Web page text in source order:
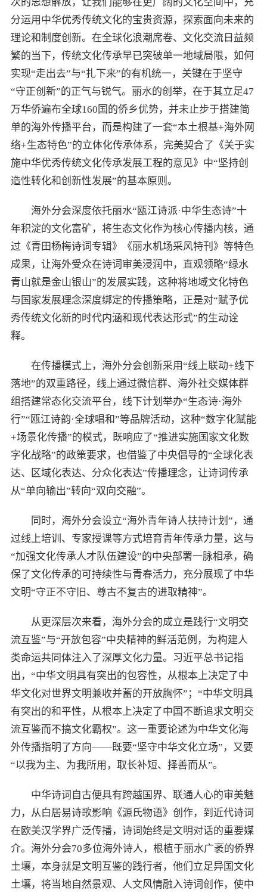
次的思想解放，让我们能够在更广阔的文化空间中，充
分运用中华优秀传统文化的宝贵资源，探索面向未来的
理论和制度创新。在全球化浪潮席卷、文化交流日益频
繁的当下，传统文化传承早已突破单一地域局限，如何
实现“走出去”与“扎下来”的有机统一，关键在于坚守
“守正创新”的正气与锐气。丽水的创举，在于其立足47
万华侨遍布全球160国的侨乡优势，并未止步于搭建简
单的海外传播平台，而是构建了一套“本土根基+海外网
络+生态特色”的立体化传承体系，完美契合了《关于实
施中华优秀传统文化传承发展工程的意见》中“坚持创
造性转化和创新性发展”的基本原则。
海外分会深度依托丽水“瓯江诗派·中华生态诗”十
年积淀的文化富矿，将生态文化作为核心传播内核，通
过《青田杨梅诗词专辑》《丽水机场采风特刊》等特色
成果，让海外受众在诗词审美浸润中，直观领略“绿水
青山就是金山银山”的发展实践，这种将地域文化特色
与国家发展理念深度绑定的传播策略，正是对“赋予优
秀传统文化新的时代内涵和现代表达形式”的生动诠
释。
在传播模式上，海外分会创新采用“线上联动+线下
落地”的双重路径，线上通过微信群、海外社交媒体群
组搭建常态化交流平台，线下计划举办“生态诗·海外
行”“瓯江诗韵·全球唱和”等品牌活动，这种“数字化赋能
+场景化传播”的模式，既响应了“推进实施国家文化数
字化战略”的政策要求，也借鉴了中央倡导的“全球化表
达、区域化表达、分众化表达”传播理念，让诗词传承
从“单向输出”转向“双向交融”。
同时，海外分会设立“海外青年诗人扶持计划”，通
过线上培训、专家授课等方式培育青年传承力量，这与
“加强文化传承人才队伍建设”的中央部署一脉相承，确
保了文化传承的可持续性与青春活力，充分展现了中华
文明“守正不守旧、尊古不复古的进取精神”。
从更深层次来看，海外分会的成立是践行“文明交
流互鉴”与“开放包容”中央精神的鲜活范例，为构建人
类命运共同体注入了深厚文化力量。习近平总书记指
出，“中华文明具有突出的包容性，从根本上决定了中
华文化对世界文明兼收并蓄的开放胸怀”；“中华文明具
有突出的和平性，从根本上决定了中国不断追求文明交
流互鉴而不搞文化霸权”。这一重要论述为中华文化海
外传播指明了方向——既要“坚守中华文化立场”，又要
“以我为主、为我所用，取长补短、择善而从”。
中华诗词自古便具有跨越国界、联通人心的审美魅
力，从白居易诗歌影响《源氏物语》创作，到近代诗词
在欧美汉学界广泛传播，诗词始终是文明对话的重要媒
介。海外分会70多位海外诗人，根植于丽水广袤的侨界
土壤，本身就是文明互鉴的践行者，他们立足异国文化
土壤，将当地自然景观、人文风情融入诗词创作，使中